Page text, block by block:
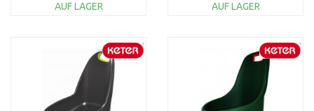
AUF LAGER
WARENKORB
Vergleichen
AUF LAGER
WARENKORB
Vergleichen